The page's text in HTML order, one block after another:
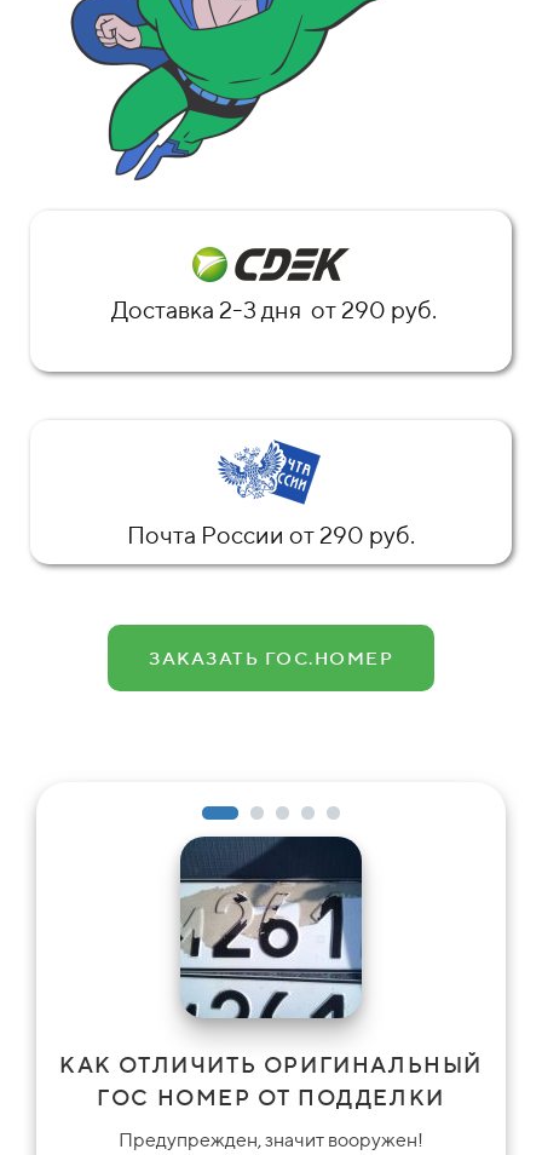
Доставка 2-3 дня от 290 руб.
Почта России от 290 руб.
ЗАКАЗАТЬ ГОС.НОМЕР
КАК ОТЛИЧИТЬ ОРИГИНАЛЬНЫЙ
ГОС НОМЕР ОТ ПОДДЕЛКИ
Предупрежден, значит вооружен!